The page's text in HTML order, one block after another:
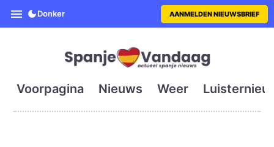
SpanjeVandaag is de eerste
Donker AANMELDEN NIEUWSBRIEF
Voorpagina Nieuws Weer